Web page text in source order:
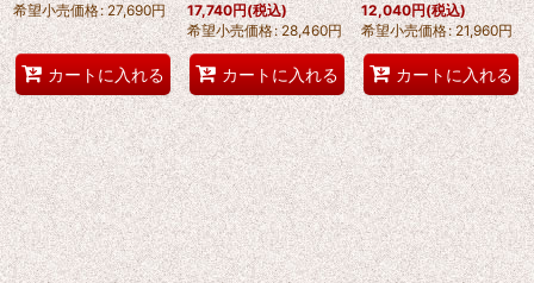
希望小売価格: 27,690円
カートに入れる
17,740円(税込)
希望小売価格: 28,460円
カートに入れる
12,040円(税込)
希望小売価格: 21,960円
カートに入れる